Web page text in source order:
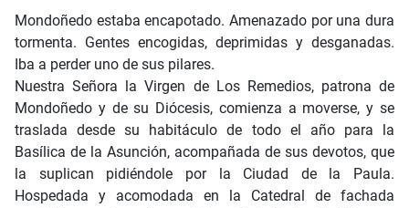
Mondoñedo estaba encapotado. Amenazado por una dura
tormenta. Gentes encogidas, deprimidas y desganadas.
Iba a perder uno de sus pilares.
Nuestra Señora la Virgen de Los Remedios, patrona de
Mondoñedo y de su Diócesis, comienza a moverse, y se
traslada desde su habitáculo de todo el año para la
Basílica de la Asunción, acompañada de sus devotos, que
la suplican pidiéndole por la Ciudad de la Paula.
Hospedada y acomodada en la Catedral de fachada